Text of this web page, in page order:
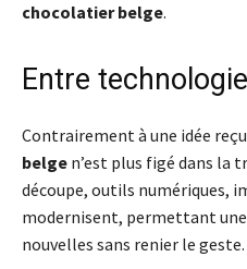
chocolatier belge.
Entre
Contrairement à une idée
belge n’est plus figé dans la
découpe, outils numériques,
modernisent, permettant
nouvelles sans renier le geste.